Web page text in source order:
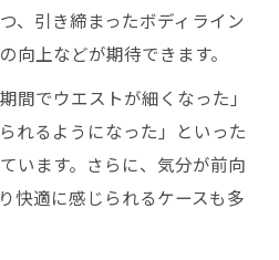
、引き締まったボディライン
向上などが期待できます。
間でウエストが細くなった」
れるようになった」といった
います。さらに、気分が前向
快適に感じられるケースも多